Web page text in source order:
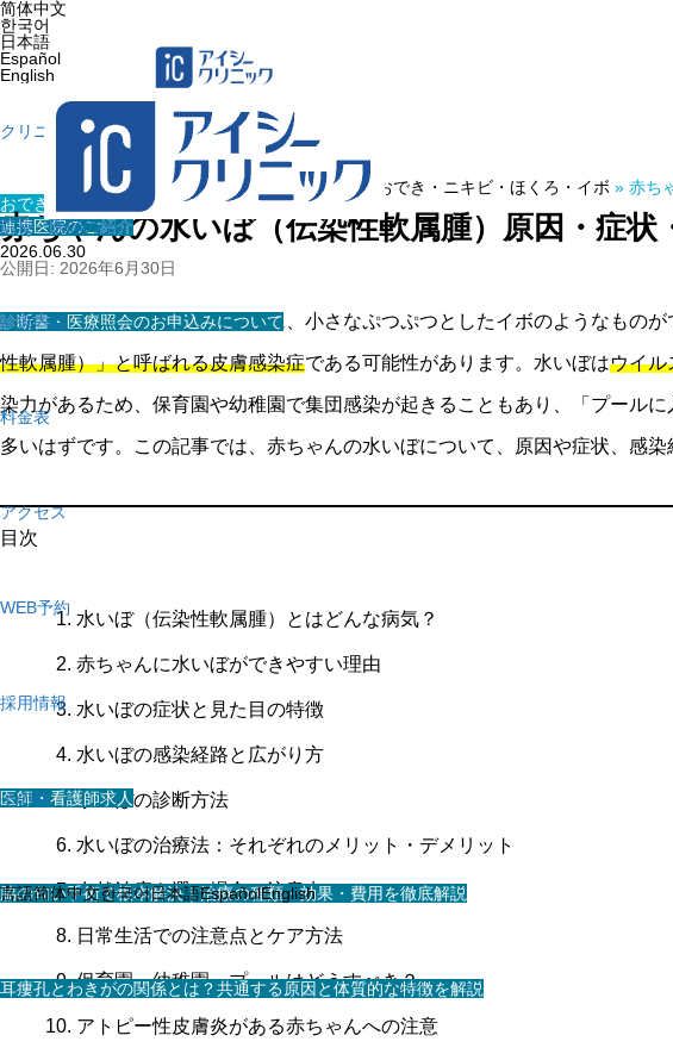
简体中文
한국어
日本語
Español
English
クリニック紹介
連携医院のご紹介
診断書・医療照会のお申込みについて
院長・医師の紹介
診療内容
料金表
アクセス
WEB予約
採用情報
医師・看護師求人
スタッフ求人
その他
脇の匂い手術で根本解決｜治療の種類・効果・費用を徹底解説
耳瘻孔とわきがの関係とは？共通する原因と体質的な特徴を解説
言語简体中文한국어日本語EspañolEnglish
ホーム 医療コラム » おでき・ニキビ・ほくろ・イボ » 赤ち
おでき・ニキビ・ほくろ・イボ
赤ちゃんの水いぼ（伝染性軟属腫）原因・症状
2026.06.30
公開日: 2026年6月30日
赤ちゃんや小さな子どものお肌に、小さなぷつぷつとしたイボのようなもの
性軟属腫）」と呼ばれる皮膚感染症である可能性があります。水いぼはウイル
染力があるため、保育園や幼稚園で集団感染が起きることもあり、「プール
多いはずです。この記事では、赤ちゃんの水いぼについて、原因や症状、感
目次
水いぼ（伝染性軟属腫）とはどんな病気？
赤ちゃんに水いぼができやすい理由
水いぼの症状と見た目の特徴
水いぼの感染経路と広がり方
水いぼの診断方法
水いぼの治療法：それぞれのメリット・デメリット
自然治癒を選ぶ場合の注意点
日常生活での注意点とケア方法
保育園・幼稚園・プールはどうすべき？
アトピー性皮膚炎がある赤ちゃんへの注意